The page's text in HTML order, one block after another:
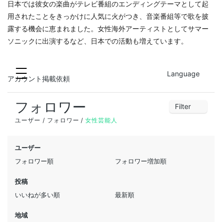
日本では彼女の楽曲がテレビ番組のエンディングテーマとして起
用されたことをきっかけに人気に火がつき、音楽番組等で歌を披
露する機会に恵まれました。女性海外アーティストとしてサマー
ソニックに出演するなど、日本での活動も増えています。